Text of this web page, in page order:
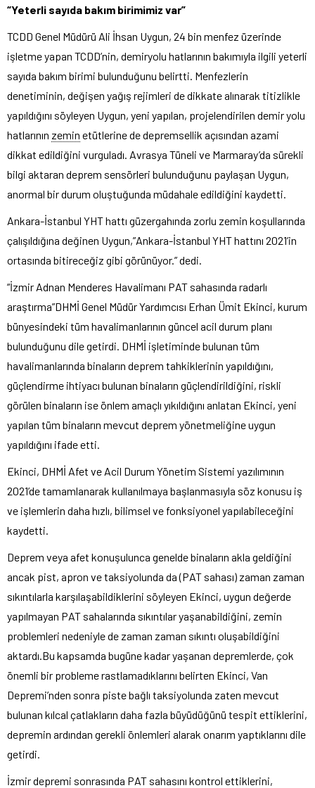
“Yeterli sayıda bakım birimimiz var”
TCDD Genel Müdürü Ali İhsan Uygun, 24 bin menfez üzerinde
işletme yapan TCDD’nin, demiryolu hatlarının bakımıyla ilgili yeterli
sayıda bakım birimi bulunduğunu belirtti. Menfezlerin
denetiminin, değişen yağış rejimleri de dikkate alınarak titizlikle
yapıldığını söyleyen Uygun, yeni yapılan, projelendirilen demir yolu
hatlarının zemin etütlerine de depremsellik açısından azami
dikkat edildiğini vurguladı. Avrasya Tüneli ve Marmaray’da sürekli
bilgi aktaran deprem sensörleri bulunduğunu paylaşan Uygun,
anormal bir durum oluştuğunda müdahale edildiğini kaydetti.
Ankara-İstanbul YHT hattı güzergahında zorlu zemin koşullarında
çalışıldığına değinen Uygun,”Ankara-İstanbul YHT hattını 2021’in
ortasında bitireceğiz gibi görünüyor.” dedi.
“İzmir Adnan Menderes Havalimanı PAT sahasında radarlı
araştırma”DHMİ Genel Müdür Yardımcısı Erhan Ümit Ekinci, kurum
bünyesindeki tüm havalimanlarının güncel acil durum planı
bulunduğunu dile getirdi. DHMİ işletiminde bulunan tüm
havalimanlarında binaların deprem tahkiklerinin yapıldığını,
güçlendirme ihtiyacı bulunan binaların güçlendirildiğini, riskli
görülen binaların ise önlem amaçlı yıkıldığını anlatan Ekinci, yeni
yapılan tüm binaların mevcut deprem yönetmeliğine uygun
yapıldığını ifade etti.
Ekinci, DHMİ Afet ve Acil Durum Yönetim Sistemi yazılımının
2021’de tamamlanarak kullanılmaya başlanmasıyla söz konusu iş
ve işlemlerin daha hızlı, bilimsel ve fonksiyonel yapılabileceğini
kaydetti.
Deprem veya afet konuşulunca genelde binaların akla geldiğini
ancak pist, apron ve taksiyolunda da (PAT sahası) zaman zaman
sıkıntılarla karşılaşabildiklerini söyleyen Ekinci, uygun değerde
yapılmayan PAT sahalarında sıkıntılar yaşanabildiğini, zemin
problemleri nedeniyle de zaman zaman sıkıntı oluşabildiğini
aktardı.Bu kapsamda bugüne kadar yaşanan depremlerde, çok
önemli bir probleme rastlamadıklarını belirten Ekinci, Van
Depremi’nden sonra piste bağlı taksiyolunda zaten mevcut
bulunan kılcal çatlakların daha fazla büyüdüğünü tespit ettiklerini,
depremin ardından gerekli önlemleri alarak onarım yaptıklarını dile
getirdi.
İzmir depremi sonrasında PAT sahasını kontrol ettiklerini,